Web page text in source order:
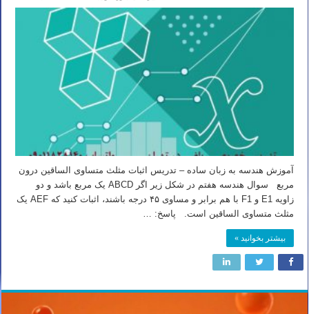
آموزش هندسه به زبان ساده – تدریس اثبات مثلث متساوی الساقین درون
مربع سوال هندسه هفتم در شکل زیر اگر ABCD یک مربع باشد و دو
زاویه E1 و F1 با هم برابر و مساوی ۴۵ درجه باشند، اثبات کنید که AEF یک
مثلث متساوی الساقین است. پاسخ: …
بیشتر بخوانید »